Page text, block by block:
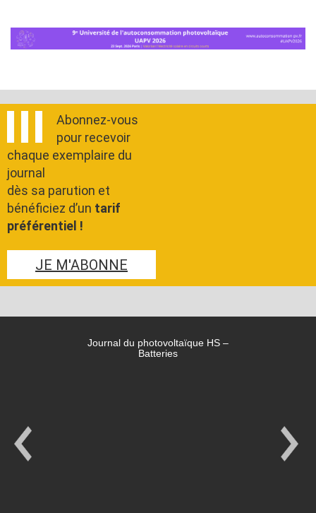
Abonnez-vous
pour recevoir
chaque exemplaire du
journal
dès sa parution et
bénéficiez d’un tarif
préférentiel !
JE M'ABONNE
Journal du photovoltaïque HS –
Batteries